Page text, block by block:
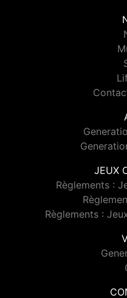
JEUX
Règlements :
Règlements :